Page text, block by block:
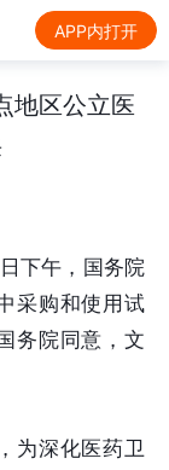
APP内打开
地区公立医
下午，国务院
采购和使用试
务院同意，文
为深化医药卫